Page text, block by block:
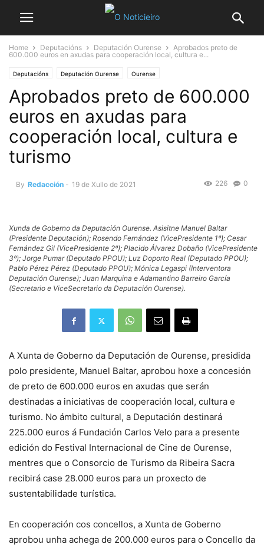
Home Deputacións Deputación Ourense
Aprobados preto de
600.000 euros en axudas para cooperación local, cultura e...
Deputacións Deputación Ourense Ourense
Aprobados preto de 600.000
euros en axudas para
cooperación local, cultura e
turismo
By Redacción - 19 de Xullo de 2021 0
226
Xunda de Goberno da Deputación Ourense. Asisitne Manuel Baltar
(Presidente Deputación); Rosendo Fernández (VicePresidente 1º); Cesar
Fernández Gil (VicePresidente 2º); Placido Álvarez Dobaño (VicePresidente
3º); Jorge Pumar (Deputado PPOU); Luz Doporto Real (Deputado PPOU);
Pablo Pérez Pérez (Deputado PPOU); Mónica Legaspi (Interventora
Deputación Ourense); Juan Marquina e Adamantino Barreiro García
(Secretario e ViceSecretario da Deputación Ourense).
A Xunta de Goberno da Deputación de Ourense, presidida
polo presidente, Manuel Baltar, aprobou hoxe a concesión
de preto de 600.000 euros en axudas que serán
destinadas a iniciativas de cooperación local, cultura e
turismo. No ámbito cultural, a Deputación destinará
225.000 euros á Fundación Carlos Velo para a presente
edición do Festival Internacional de Cine de Ourense,
mentres que o Consorcio de Turismo da Ribeira Sacra
recibirá case 28.000 euros para un proxecto de
sustentabilidade turística.
En cooperación cos concellos, a Xunta de Goberno
aprobou unha achega de 200.000 euros para o Concello da